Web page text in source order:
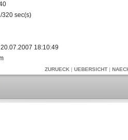
320 sec(s)
20.07.2007 18:10:49
ZURUECK | UEBERSICHT |